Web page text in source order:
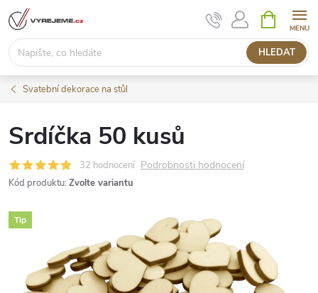
Přejít
na
obsah
HLEDAT
NÁKUPNÍ
KOŠÍK
Svatební dekorace na stůl
Srdíčka 50 kusů
32 hodnocení Podrobnosti hodnocení
Kód produktu: Zvolte variantu
Tip